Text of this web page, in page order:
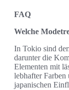
FAQ
Welche
In Tokio sind
darunter die
Elementen mit
lebhafter Farben
japanischen